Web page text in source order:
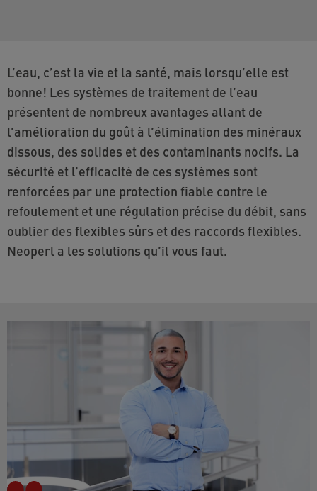
L’eau, c’est la vie et la santé, mais lorsqu’elle est
bonne! Les systèmes de traitement de l’eau
présentent de nombreux avantages allant de
l’amélioration du goût à l’élimination des minéraux
dissous, des solides et des contaminants nocifs. La
sécurité et l’efficacité de ces systèmes sont
renforcées par une protection fiable contre le
refoulement et une régulation précise du débit, sans
oublier des flexibles sûrs et des raccords flexibles.
Neoperl a les solutions qu’il vous faut.